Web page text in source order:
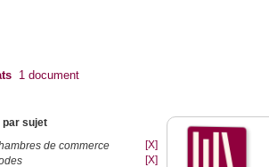
1 document
sujet
de commerce
[X]
[X]